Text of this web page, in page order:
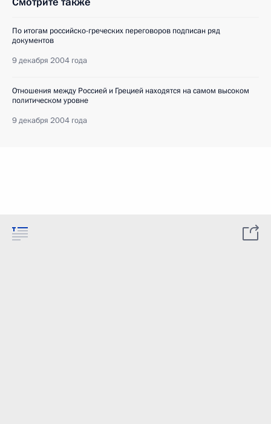
По итогам российско-греческих переговоров подписан ряд
документов
9 декабря 2004 года
Отношения между Россией и Грецией находятся на самом высоком
политическом уровне
9 декабря 2004 года